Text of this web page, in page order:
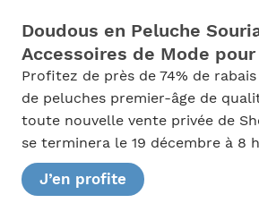
Doudous en Peluche
Accessoires de Mode
Profitez de près de 74% de
de peluches premier-âge de
toute nouvelle vente privée de
se terminera le 19 décembre à 8
J’en profite